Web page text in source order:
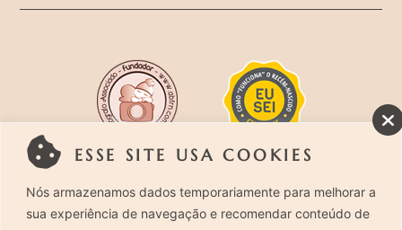
ESSE SITE USA COOKIES
Nós armazenamos dados temporariamente para melhorar a
sua experiência de navegação e recomendar conteúdo de
Rua Costa Carvalho, 419 – Pinheiros, São Paulo –
SP. CEP 05429-130 – Telefone: (11) 94494-1818